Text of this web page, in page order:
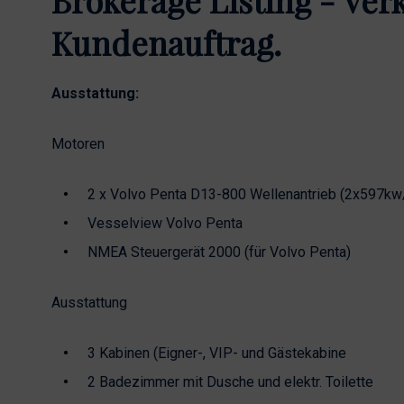
Kundenauftrag.
Ausstattung:
Motoren
2 x Volvo Penta D13-800 Wellenantrieb
Vesselview Volvo Penta
NMEA Steuergerät 2000 (für Volvo Penta)
Ausstattung
3 Kabinen (Eigner-, VIP- und Gästekabine
2 Badezimmer mit Dusche und elektr. Toilette